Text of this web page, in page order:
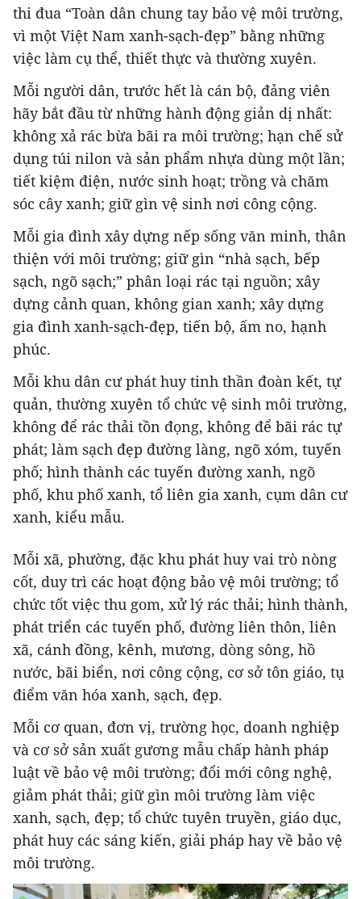
thi đua “Toàn dân chung tay bảo vệ môi trường,
vì một Việt Nam xanh-sạch-đẹp” bằng những
việc làm cụ thể, thiết thực và thường xuyên.
Mỗi người dân, trước hết là cán bộ, đảng viên
hãy bắt đầu từ những hành động giản dị nhất:
không xả rác bừa bãi ra môi trường; hạn chế sử
dụng túi nilon và sản phẩm nhựa dùng một lần;
tiết kiệm điện, nước sinh hoạt; trồng và chăm
sóc cây xanh; giữ gìn vệ sinh nơi công cộng.
Mỗi gia đình xây dựng nếp sống văn minh, thân
thiện với môi trường; giữ gìn “nhà sạch, bếp
sạch, ngõ sạch;” phân loại rác tại nguồn; xây
dựng cảnh quan, không gian xanh; xây dựng
gia đình xanh-sạch-đẹp, tiến bộ, ấm no, hạnh
phúc.
Mỗi khu dân cư phát huy tinh thần đoàn kết, tự
quản, thường xuyên tổ chức vệ sinh môi trường,
không để rác thải tồn đọng, không để bãi rác tự
phát; làm sạch đẹp đường làng, ngõ xóm, tuyến
phố; hình thành các tuyến đường xanh, ngõ
phố, khu phố xanh, tổ liên gia xanh, cụm dân cư
xanh, kiểu mẫu.
Mỗi xã, phường, đặc khu phát huy vai trò nòng
cốt, duy trì các hoạt động bảo vệ môi trường; tổ
chức tốt việc thu gom, xử lý rác thải; hình thành,
phát triển các tuyến phố, đường liên thôn, liên
xã, cánh đồng, kênh, mương, dòng sông, hồ
nước, bãi biển, nơi công cộng, cơ sở tôn giáo, tụ
điểm văn hóa xanh, sạch, đẹp.
Mỗi cơ quan, đơn vị, trường học, doanh nghiệp
và cơ sở sản xuất gương mẫu chấp hành pháp
luật về bảo vệ môi trường; đổi mới công nghệ,
giảm phát thải; giữ gìn môi trường làm việc
xanh, sạch, đẹp; tổ chức tuyên truyền, giáo dục,
phát huy các sáng kiến, giải pháp hay về bảo vệ
môi trường.